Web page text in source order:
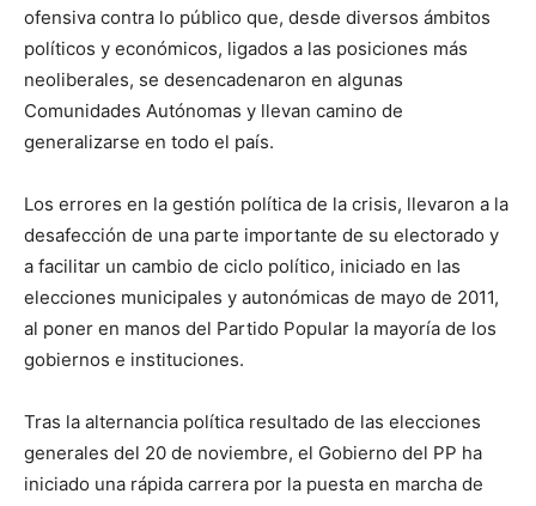
ofensiva contra lo público que, desde diversos ámbitos
políticos y económicos, ligados a las posiciones más
neoliberales, se desencadenaron en algunas
Comunidades Autónomas y llevan camino de
generalizarse en todo el país.
Los errores en la gestión política de la crisis, llevaron a la
desafección de una parte importante de su electorado y
a facilitar un cambio de ciclo político, iniciado en las
elecciones municipales y autonómicas de mayo de 2011,
al poner en manos del Partido Popular la mayoría de los
gobiernos e instituciones.
Tras la alternancia política resultado de las elecciones
generales del 20 de noviembre, el Gobierno del PP ha
iniciado una rápida carrera por la puesta en marcha de